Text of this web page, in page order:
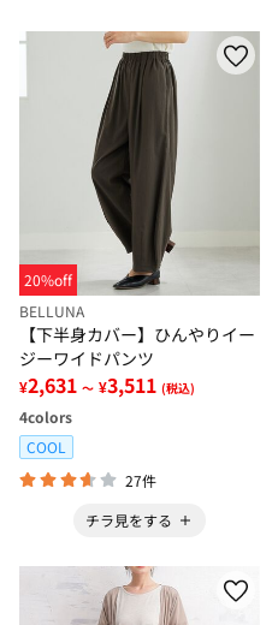
20%off
BELLUNA
【下半身カバー】ひんやりイー
ジーワイドパンツ
¥2,631 ～ ¥3,511 (税込)
4colors
COOL
27件
チラ見をする